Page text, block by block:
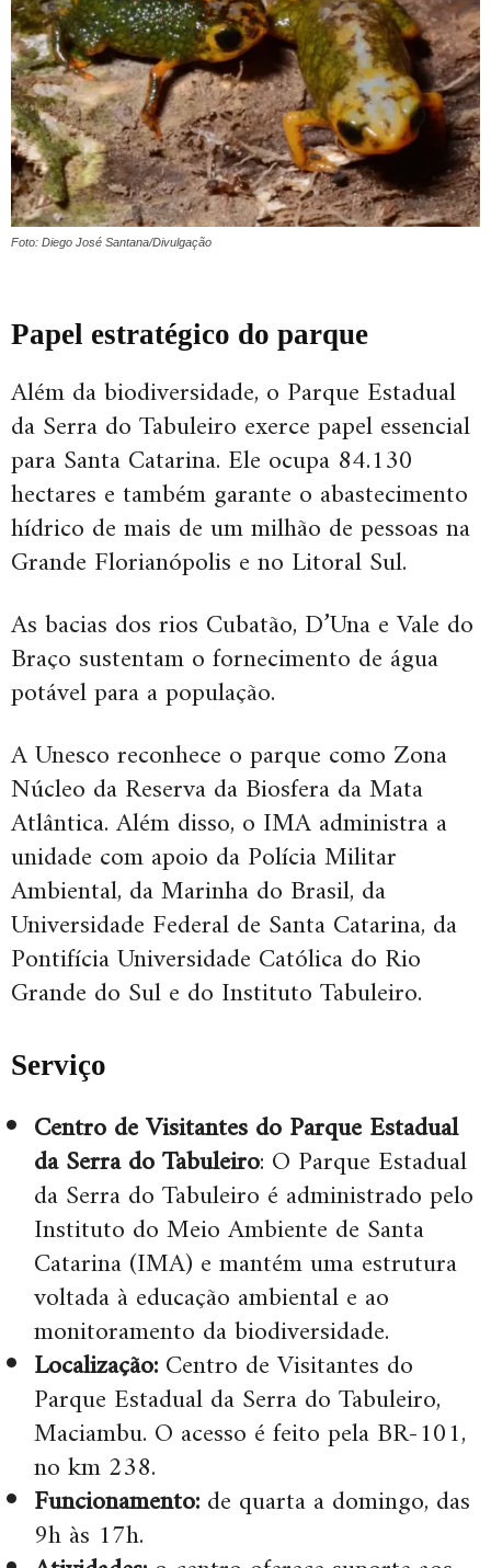
Foto: Diego José Santana/Divulgação
Papel estratégico do parque
Além da biodiversidade, o Parque Estadual
da Serra do Tabuleiro exerce papel essencial
para Santa Catarina. Ele ocupa 84.130
hectares e também garante o abastecimento
hídrico de mais de um milhão de pessoas na
Grande Florianópolis e no Litoral Sul.
As bacias dos rios Cubatão, D’Una e Vale do
Braço sustentam o fornecimento de água
potável para a população.
A Unesco reconhece o parque como Zona
Núcleo da Reserva da Biosfera da Mata
Atlântica. Além disso, o IMA administra a
unidade com apoio da Polícia Militar
Ambiental, da Marinha do Brasil, da
Universidade Federal de Santa Catarina, da
Pontifícia Universidade Católica do Rio
Grande do Sul e do Instituto Tabuleiro.
Serviço
Centro de Visitantes do Parque Estadual
da Serra do Tabuleiro: O Parque Estadual
da Serra do Tabuleiro é administrado pelo
Instituto do Meio Ambiente de Santa
Catarina (IMA) e mantém uma estrutura
voltada à educação ambiental e ao
monitoramento da biodiversidade.
Localização:Centro de Visitantes do
Parque Estadual da Serra do Tabuleiro,
Maciambu. O acesso é feito pela BR-101,
no km 238.
Funcionamento:de quarta a domingo, das
9h às 17h.